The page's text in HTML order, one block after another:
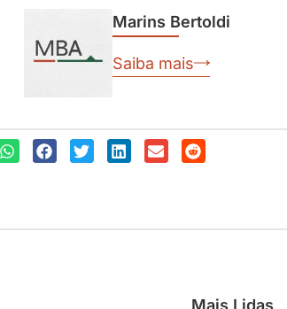
Marins Bertoldi
Saiba mais
Mais Lidas